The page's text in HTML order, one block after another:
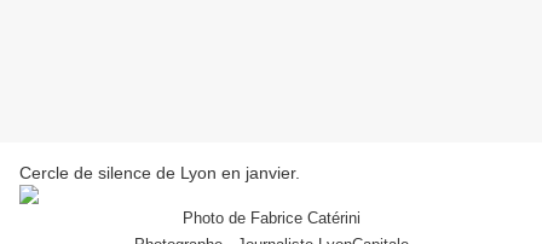
Cercle de silence de Lyon en janvier.
Photo de Fabrice Catérini